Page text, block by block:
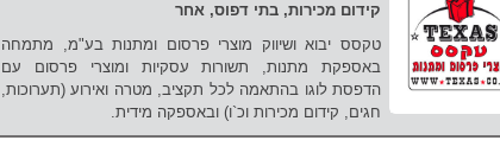
קידום מכירות, בתי דפוס, אחר
טקסס יבוא ושיווק מוצרי פרסום ומתנות בע"מ, מתמחה
באספקת מתנות, תשורות עסקיות ומוצרי פרסום עם
הדפסת לוגו בהתאמה לכל תקציב, מטרה ואירוע (תערוכות,
חגים, קידום מכירות וכ`ו) ובאספקה מידית.